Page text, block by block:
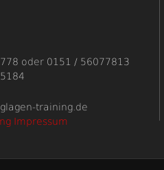
oder 0151 / 56077813
training.de
Impressum